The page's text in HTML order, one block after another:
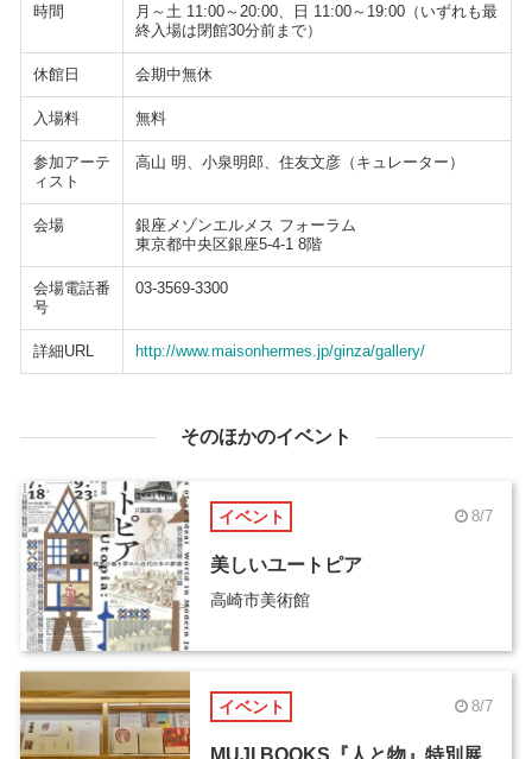
時間
月～土 11:00～20:00、日 11:00～19:00（いずれも最
終入場は閉館30分前まで）
休館日 会期中無休
入場料 無料
参加アーテ
ィスト
高山 明、小泉明郎、住友文彦（キュレーター）
会場
銀座メゾンエルメス フォーラム
東京都中央区銀座5-4-1 8階
会場電話番
号
03-3569-3300
詳細URL http://www.maisonhermes.jp/ginza/gallery/
そのほかのイベント
イベント 8/7
美しいユートピア
高崎市美術館
イベント 8/7
MUJI BOOKS『人と物』特別展